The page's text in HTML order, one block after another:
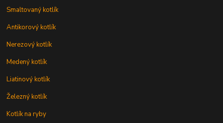
Smaltovaný kotlík
Antikorový kotlík
Nerezový kotlík
Medený kotlík
Liatinový kotlík
Železný kotlík
Kotlík na ryby